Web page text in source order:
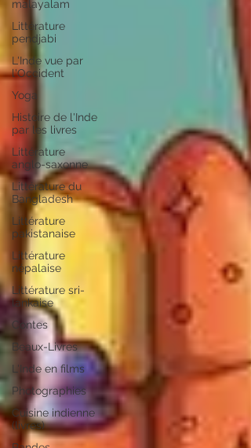
malayalam
Littérature
pendjabi
L'Inde vue par
l'Occident
Yoga
Histoire de l'Inde
par les livres
Littérature
anglo-saxonne
Littérature du
Bangladesh
Littérature
pakistanaise
Littérature
népalaise
Littérature sri-
lankaise
Contes
Beaux-Livres
L'Inde en films
Photographies
Cuisine indienne
(livres)